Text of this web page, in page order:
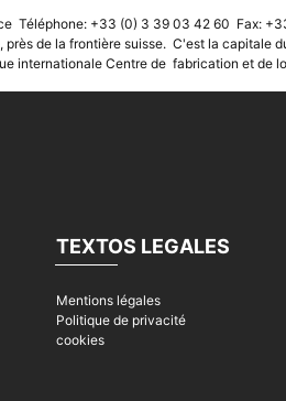
Téléphone: +33 (0) 3 39 03 42 60 Fax:
près de la frontière suisse. C'est la
internationale Centre de fabrication et de
TEXTOS LEGALES
Mentions légales
Politique de privacité
cookies